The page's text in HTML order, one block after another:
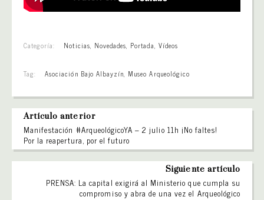
Categoría: Noticias, Novedades, Portada, Vídeos
Tag: Asociación Bajo Albayzín, Museo Arqueológico
Artículo anterior
Manifestación #ArqueológicoYA – 2 julio 11h ¡No faltes!
Por la reapertura, por el futuro
Siguiente artículo
PRENSA: La capital exigirá al Ministerio que cumpla su
compromiso y abra de una vez el Arqueológico